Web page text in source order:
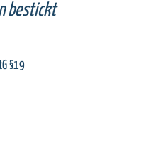
bestickt
§19